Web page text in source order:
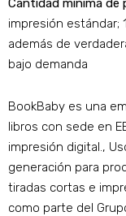
Cantidad mínima de
impresión estándar;
además de
bajo demanda​
BookBaby es una
libros con sede en
impresión digital.,
generación para
tiradas cortas e
como parte del